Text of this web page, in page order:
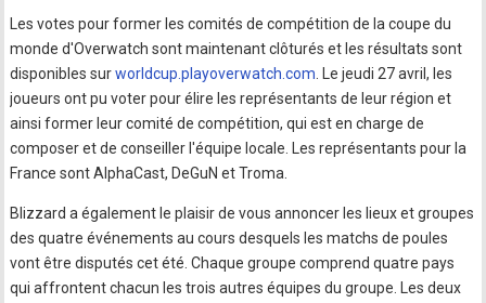
Les votes pour former les comités de compétition de la coupe du
monde d'Overwatch sont maintenant clôturés et les résultats sont
disponibles surworldcup.playoverwatch.com. Le jeudi 27 avril, les
joueurs ont pu voter pour élire les représentants de leur région et
ainsi former leur comité de compétition, qui est en charge de
composer et de conseiller l'équipe locale. Les représentants pour la
France sont AlphaCast, DeGuN et Troma.
Blizzard a également le plaisir de vous annoncer les lieux et groupes
des quatre événements au cours desquels les matchs de poules
vont être disputés cet été. Chaque groupe comprend quatre pays
qui affrontent chacun les trois autres équipes du groupe. Les deux